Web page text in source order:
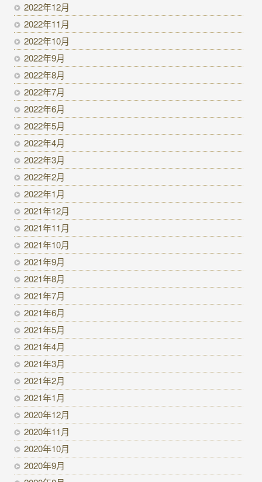
2022年12月
2022年11月
2022年10月
2022年9月
2022年8月
2022年7月
2022年6月
2022年5月
2022年4月
2022年3月
2022年2月
2022年1月
2021年12月
2021年11月
2021年10月
2021年9月
2021年8月
2021年7月
2021年6月
2021年5月
2021年4月
2021年3月
2021年2月
2021年1月
2020年12月
2020年11月
2020年10月
2020年9月